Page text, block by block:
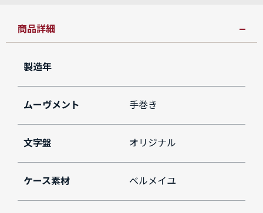
商品詳細
製造年
ムーヴメント 手巻き
文字盤 オリジナル
ケース素材 ベルメイユ